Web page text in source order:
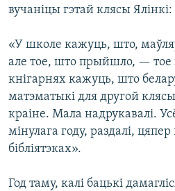
вучаніцы гэтай клясы Ялінкі:
«У школе кажуць, што,
але тое, што прыйшло, —
кнігарнях кажуць, што
матэматыкі для другой
краіне. Мала надрукавалі.
мінулага году, раздалі,
бібліятэках».
Год таму, калі бацькі